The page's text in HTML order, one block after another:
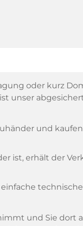
oder kurz
unser
und
ist, erhält der
und Sie dort